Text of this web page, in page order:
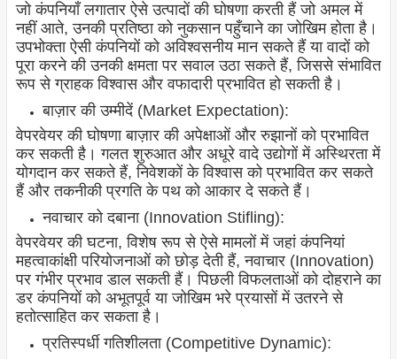
जो कंपनियाँ लगातार ऐसे उत्पादों की घोषणा करती हैं जो अमल में
नहीं आते, उनकी प्रतिष्ठा को नुकसान पहुँचाने का जोखिम होता है।
उपभोक्ता ऐसी कंपनियों को अविश्वसनीय मान सकते हैं या वादों को
पूरा करने की उनकी क्षमता पर सवाल उठा सकते हैं, जिससे संभावित
रूप से ग्राहक विश्वास और वफादारी प्रभावित हो सकती है।
बाज़ार की उम्मीदें (Market Expectation):
वेपरवेयर की घोषणा बाज़ार की अपेक्षाओं और रुझानों को प्रभावित
कर सकती है। गलत शुरुआत और अधूरे वादे उद्योगों में अस्थिरता में
योगदान कर सकते हैं, निवेशकों के विश्वास को प्रभावित कर सकते
हैं और तकनीकी प्रगति के पथ को आकार दे सकते हैं।
नवाचार को दबाना (Innovation Stifling):
वेपरवेयर की घटना, विशेष रूप से ऐसे मामलों में जहां कंपनियां
महत्वाकांक्षी परियोजनाओं को छोड़ देती हैं, नवाचार (Innovation)
पर गंभीर प्रभाव डाल सकती हैं। पिछली विफलताओं को दोहराने का
डर कंपनियों को अभूतपूर्व या जोखिम भरे प्रयासों में उतरने से
हतोत्साहित कर सकता है।
प्रतिस्पर्धी गतिशीलता (Competitive Dynamic):